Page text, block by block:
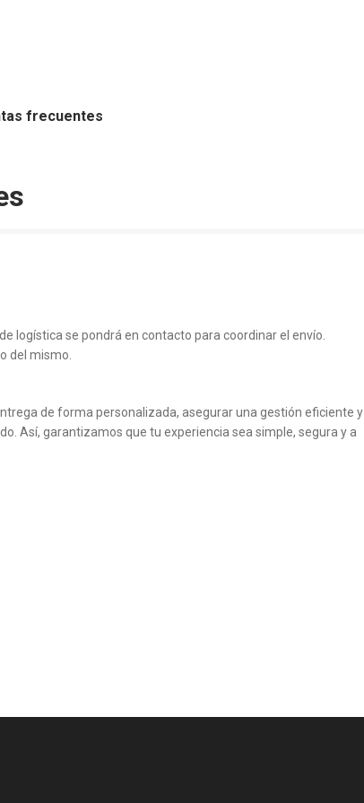
frecuentes
logística se pondrá en contacto para coordinar el envío.
del mismo.
de forma personalizada, asegurar una gestión eficiente y
Así, garantizamos que tu experiencia sea simple, segura y a